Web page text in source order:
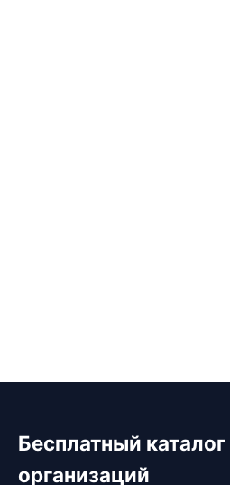
Бесплатный
организаций